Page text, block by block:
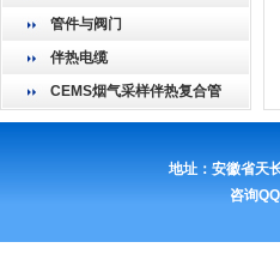
管件与阀门
伴热电缆
CEMS烟气采样伴热复合管
地址：安徽省
咨询